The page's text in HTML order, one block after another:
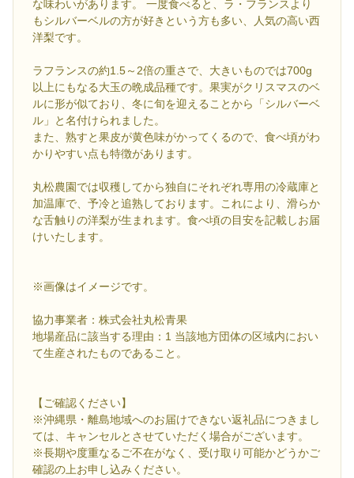
な味わいがあります。 一度食べると、ラ・フランスより
もシルバーベルの方が好きという方も多い、人気の高い西
洋梨です。
ラフランスの約1.5～2倍の重さで、大きいものでは700g
以上にもなる大玉の晩成品種です。果実がクリスマスのベ
ルに形が似ており、冬に旬を迎えることから「シルバーベ
ル」と名付けられました。
また、熟すと果皮が黄色味がかってくるので、食べ頃がわ
かりやすい点も特徴があります。
丸松農園では収穫してから独自にそれぞれ専用の冷蔵庫と
加温庫で、予冷と追熟しております。これにより、滑らか
な舌触りの洋梨が生まれます。食べ頃の目安を記載しお届
けいたします。
※画像はイメージです。
協力事業者：株式会社丸松青果
地場産品に該当する理由：1 当該地方団体の区域内におい
て生産されたものであること。
【ご確認ください】
※沖縄県・離島地域へのお届けできない返礼品につきまし
ては、キャンセルとさせていただく場合がございます。
※長期や度重なるご不在がなく、受け取り可能かどうかご
確認の上お申し込みください。